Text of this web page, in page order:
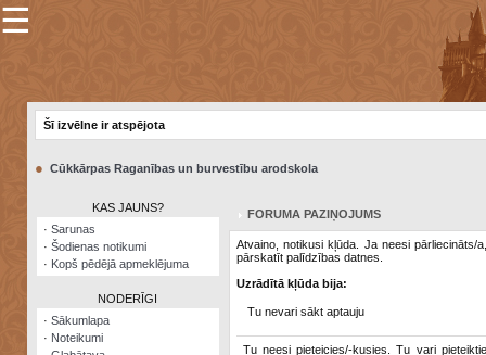
×
Šodienas
notikumi
Visatcera
☰
Šī izvēlne ir atspējota
● Cūkkārpas Raganības un burvestību arodskola
KAS JAUNS?
· Sarunas
· Šodienas notikumi
· Kopš pēdējā apmeklējuma
NODERĪGI
· Sākumlapa
· Noteikumi
FORUMA PAZIŅOJUMS
Atvaino, notikusi kļūda. Ja neesi pārliecināts/
pārskatīt palīdzības datnes.
Uzrādītā kļūda bija:
Tu nevari sākt aptauju
Tu neesi pieteicies/-kusies. Tu vari